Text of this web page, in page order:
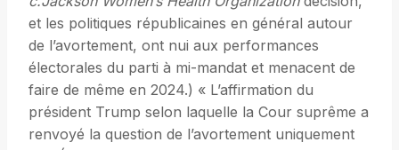
et les politiques républicaines en général autour
de l’avortement, ont nui aux performances
électorales du parti à mi-mandat et menacent de
faire de même en 2024.) « L’affirmation du
président Trump selon laquelle la Cour suprême a
renvoyé la question de l’avortement uniquement